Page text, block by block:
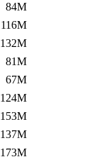
84M
116M
132M
81M
67M
124M
153M
137M
173M